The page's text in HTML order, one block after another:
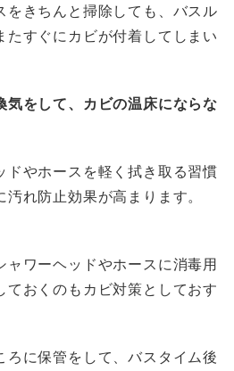
をきちんと掃除しても、バスル
たすぐにカビが付着してしまい
気をして、カビの温床にならな
ドやホースを軽く拭き取る習慣
れ防止効果が高まります。
ャワーヘッドやホースに消毒用
ておくのもカビ対策としておす
ろに保管をして、バスタイム後